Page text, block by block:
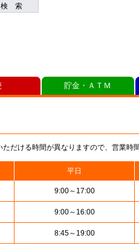
検 索
だける時間が異なりますので、営業時
平日
9:00～17:00
9:00～16:00
8:45～19:00
貯金・ＡＴＭ